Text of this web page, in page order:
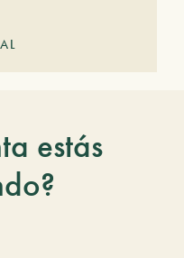
estás